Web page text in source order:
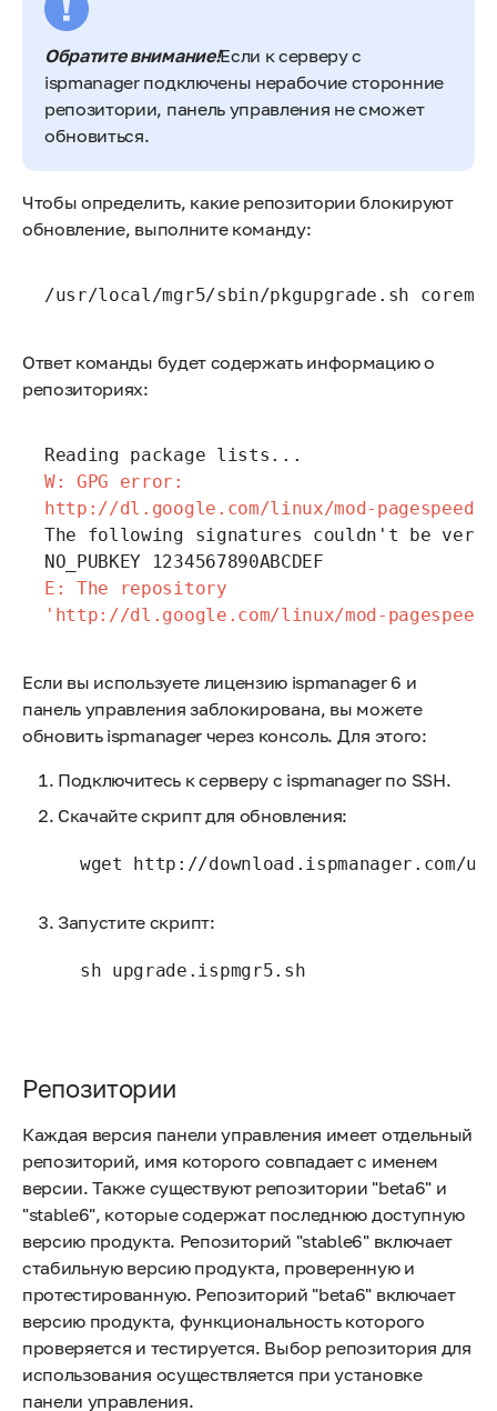
Обратите внимание!Если к серверу с
ispmanager подключены нерабочие сторонние
репозитории, панель управления не сможет
обновиться.
Чтобы определить, какие репозитории блокируют
обновление, выполните команду:
/usr/local/mgr5/sbin/pkgupgrade.sh
Ответ команды будет содержать информацию о
репозиториях:
W: GPG error:
http://dl.google.com/linux/mod-
The following signatures couldn't be
E: The repository
'http://dl.google.com/linux/mod-
Если вы используете лицензию ispmanager 6 и
панель управления заблокирована, вы можете
обновить ispmanager через консоль. Для этого:
Подключитесь к серверу с ispmanager по SSH.
Скачайте скрипт для обновления:
wget http://download.ispmanager.com/
Запустите скрипт:
sh upgrade.ispmgr5.sh
Репозитории
Каждая версия панели управления имеет отдельный
репозиторий, имя которого совпадает с именем
версии. Также существуют репозитории "beta6" и
"stable6", которые содержат последнюю доступную
версию продукта. Репозиторий "stable6" включает
стабильную версию продукта, проверенную и
протестированную. Репозиторий "beta6" включает
версию продукта, функциональность которого
проверяется и тестируется. Выбор репозитория для
использования осуществляется при установке
панели управления.